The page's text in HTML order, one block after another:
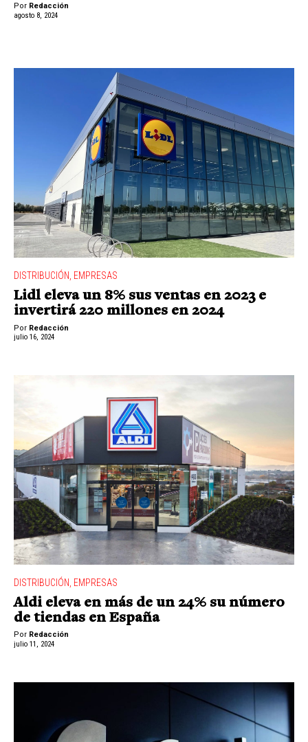
Por Redacción
agosto 8, 2024
DISTRIBUCIÓN EMPRESAS
Lidl eleva un 8% sus ventas en 2023 e
invertirá 220 millones en 2024
Por Redacción
julio 16, 2024
DISTRIBUCIÓN EMPRESAS
Aldi eleva en más de un 24% su número
de tiendas en España
Por Redacción
julio 11, 2024